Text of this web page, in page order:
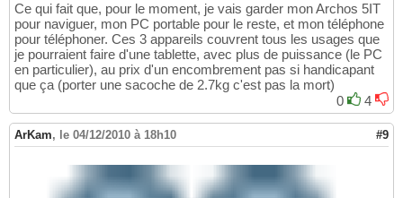
Ce qui fait que, pour le moment, je vais garder mon Archos 5IT
pour naviguer, mon PC portable pour le reste, et mon téléphone
pour téléphoner. Ces 3 appareils couvrent tous les usages que
je pourraient faire d'une tablette, avec plus de puissance (le PC
en particulier), au prix d'un encombrement pas si handicapant
que ça (porter une sacoche de 2.7kg c'est pas la mort)
0
4
ArKam, le 04/12/2010 à 18h10 #9